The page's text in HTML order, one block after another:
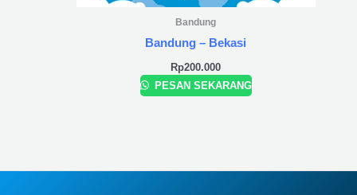
Bandung
Bandung – Bekasi
Rp200.000
PESAN SEKARANG